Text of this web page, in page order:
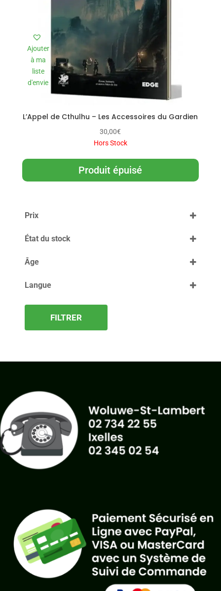
Ajouter
à ma
liste
d'envie
L’Appel de Cthulhu – Les Accessoires du Gardien
30,00€
Hors Stock
Produit épuisé
Prix
État du stock
Âge
Langue
FRANÇAIS
FILTRER